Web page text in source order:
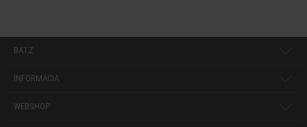
BATZ
INFORMÁCIA
WEBSHOP